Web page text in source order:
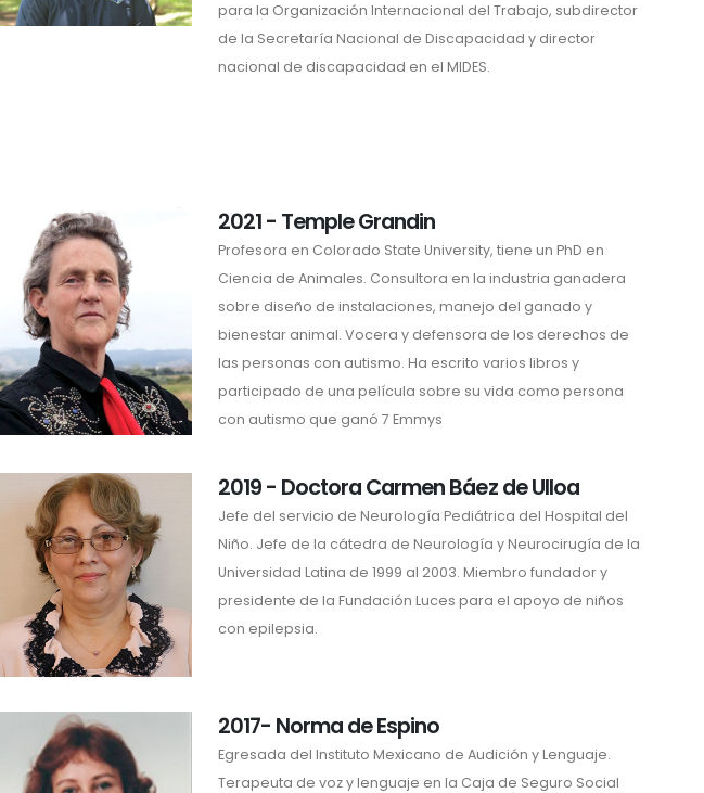
para la Organización Internacional del Trabajo, subdirector
de la Secretaría Nacional de Discapacidad y director
nacional de discapacidad en el MIDES.
2021 - Temple Grandin
Profesora en Colorado State University, tiene un PhD en
Ciencia de Animales. Consultora en la industria ganadera
sobre diseño de instalaciones, manejo del ganado y
bienestar animal. Vocera y defensora de los derechos de
las personas con autismo. Ha escrito varios libros y
participado de una película sobre su vida como persona
con autismo que ganó 7 Emmys
2019 - Doctora Carmen Báez de Ulloa
Jefe del servicio de Neurología Pediátrica del Hospital del
Niño. Jefe de la cátedra de Neurología y Neurocirugía de la
Universidad Latina de 1999 al 2003. Miembro fundador y
presidente de la Fundación Luces para el apoyo de niños
con epilepsia.
2017- Norma de Espino
Egresada del Instituto Mexicano de Audición y Lenguaje.
Terapeuta de voz y lenguaje en la Caja de Seguro Social